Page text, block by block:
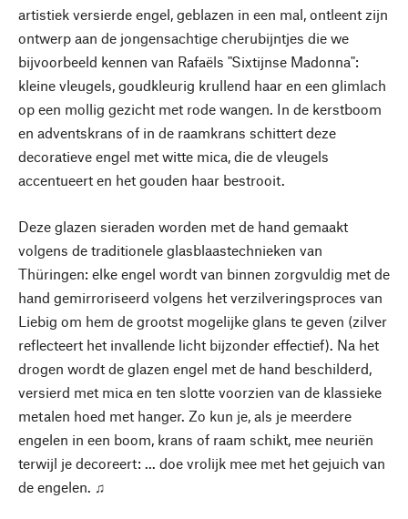
artistiek versierde engel, geblazen in een mal, ontleent zijn
ontwerp aan de jongensachtige cherubijntjes die we
bijvoorbeeld kennen van Rafaëls "Sixtijnse Madonna":
kleine vleugels, goudkleurig krullend haar en een glimlach
op een mollig gezicht met rode wangen. In de kerstboom
en adventskrans of in de raamkrans schittert deze
decoratieve engel met witte mica, die de vleugels
accentueert en het gouden haar bestrooit.
Deze glazen sieraden worden met de hand gemaakt
volgens de traditionele glasblaastechnieken van
Thüringen: elke engel wordt van binnen zorgvuldig met de
hand gemirroriseerd volgens het verzilveringsproces van
Liebig om hem de grootst mogelijke glans te geven (zilver
reflecteert het invallende licht bijzonder effectief). Na het
drogen wordt de glazen engel met de hand beschilderd,
versierd met mica en ten slotte voorzien van de klassieke
metalen hoed met hanger. Zo kun je, als je meerdere
engelen in een boom, krans of raam schikt, mee neuriën
terwijl je decoreert: ... doe vrolijk mee met het gejuich van
de engelen. ♫